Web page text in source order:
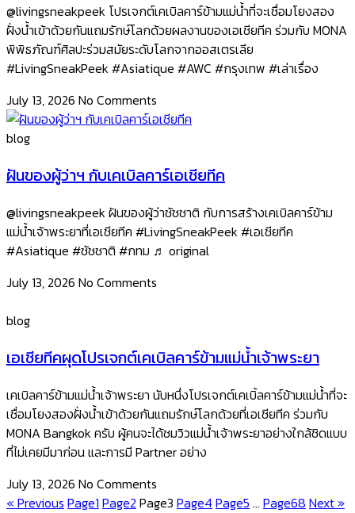
@livingsneakpeek โปรเจกต์เคเบิลคาร์ข้ามแม่น้ำที่จะเชื่อมโยงสอง
ฝั่งน้ำเข้าด้วยกันแถมรักษ์โลกด้วยผลงานของเอเชียทีค ร่วมกับ MONA
พิพิธภัณฑ์ศิลปะร่วมสมัยระดับโลกจากออสเตรเลีย
#LivingSneakPeek #Asiatique #AWC #กรุงเทพ #เล่าเรื่อง
July 13, 2026 No Comments
blog
ฝันของผู้ว่าฯ กับเคเบิลคาร์เอเชียทีค
@livingsneakpeek ฝันของผู้ว่าชัชชาติ กับการสร้างเคเบิลคาร์ข้าม
แม่น้ำเจ้าพระยาที่เอเชียทีค #LivingSneakPeek #เอเชียทีค
#Asiatique #ชัชชาติ #กทม ♬ original
July 13, 2026 No Comments
blog
เอเชียทีคผุดโปรเจกต์เคเบิลคาร์ข้ามแม่น้ำเจ้าพระยา
เคเบิลคาร์ข้ามแม่น้ำเจ้าพระยา นับหนึ่งโปรเจกต์เคเบิ้ลคาร์ข้ามแม่น้ำที่จะ
เชื่อมโยงสองฝั่งน้ำเข้าด้วยกันแถมรักษ์โลกด้วยที่เอเชียทีค ร่วมกับ
MONA Bangkok ครับ ผู้คนจะได้ชมวิวแม่น้ำเจ้าพระยาอย่างใกล้ชิดแบบ
ที่ไม่เคยมีมาก่อน และการมี Partner อย่าง
July 13, 2026 No Comments
« Previous Page1 Page2 Page3 Page4 Page5 … Page68 Next »